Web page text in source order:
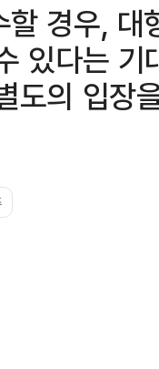
경우,
있다는
도의 입장